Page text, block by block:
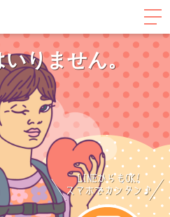
いりません。